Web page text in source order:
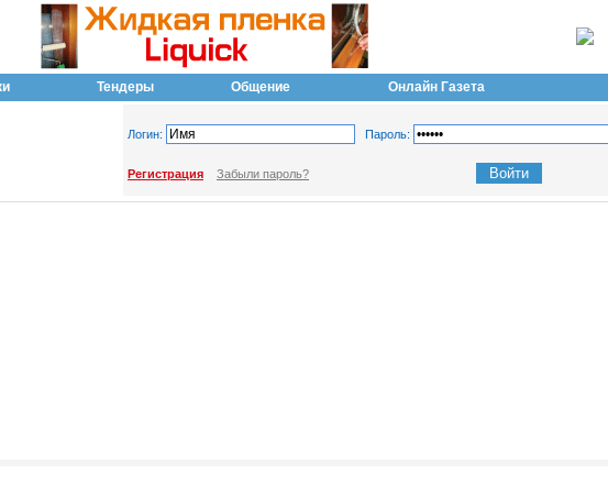
Тендеры Общение Онлайн Газета
Логин: Пароль:
Регистрация Забыли пароль?